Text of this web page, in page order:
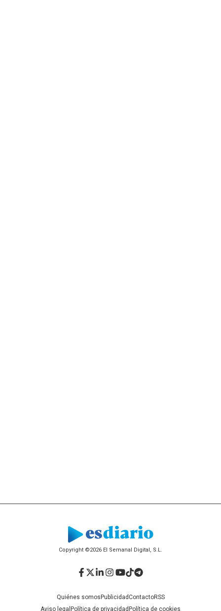
Copyright ©2026 El Semanal Digital, S.L.
Quiénes somosPublicidadContactoRSS
Aviso legal Política de privacidadPolítica de cookies
Facebook
Twitter
LinkedIn
Instagram
YouTube
TikTok
Telegram